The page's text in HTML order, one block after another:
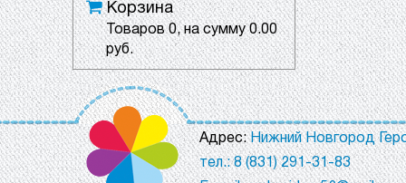
Корзина
Товаров0, на сумму0.00
руб.
Адрес:Нижний Новгород
тел.: 8 (831) 291-31-83